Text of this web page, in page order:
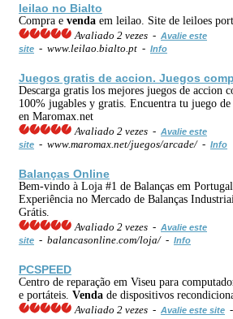
leilao no Bialto
Compra e venda em leilao. Site de leiloes
Avaliado 2 vezes - Avalie este
site - www.leilao.bialto.pt - Info
Juegos gratis de accion. Juegos
Descarga gratis los mejores juegos de accion
100% jugables y gratis. Encuentra tu juego de
en Maromax.net
Avaliado 2 vezes - Avalie este
site - www.maromax.net/juegos/arcade/ - Info
Balanças Online
Bem-vindo à Loja #1 de Balanças em
Experiência no Mercado de Balanças
Grátis.
Avaliado 2 vezes - Avalie este
site - balancasonline.com/loja/ - Info
PCSPEED
Centro de reparação em Viseu para
e portáteis. Venda de dispositivos
Avaliado 2 vezes - Avalie este site